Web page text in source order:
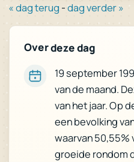
« dag terug -dag verder »
Over deze dag
19 september
van de maand.
van het jaar. Op
een bevolking
waarvan 50,55%
groeide rondom